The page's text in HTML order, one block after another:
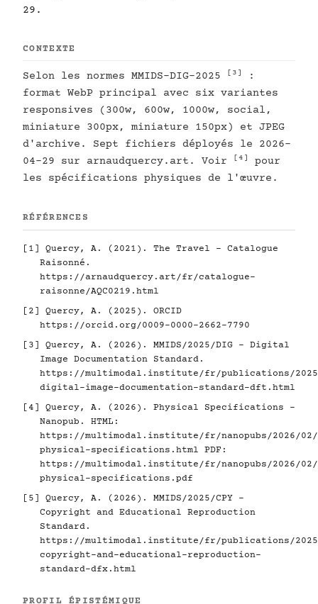
29.
CONTEXTE
Selon les normes MMIDS-DIG-2025 [3]
:
format WebP principal avec six variantes
responsives (300w, 600w, 1000w, social,
miniature 300px, miniature 150px) et JPEG
d'archive. Sept fichiers déployés le 2026-
04-29 sur arnaudquercy.art. Voir
[4]
pour
les spécifications physiques de l'œuvre.
RÉFÉRENCES
[1]
Quercy, A. (2021). The Travel - Catalogue
Raisonné.
https://arnaudquercy.art/fr/catalogue-
raisonne/AQC0219.html
[2]
Quercy, A. (2025). ORCID
https://orcid.org/0009-0000-2662-7790
[3]
Quercy, A. (2026). MMIDS/2025/DIG - Digital
Image Documentation Standard.
https://multimodal.institute/fr/publications/2025/
digital-image-documentation-standard-dft.html
[4]
Quercy, A. (2026). Physical Specifications -
Nanopub. HTML:
https://multimodal.institute/fr/nanopubs/2026/02/
physical-specifications.html PDF:
https://multimodal.institute/fr/nanopubs/2026/02/
physical-specifications.pdf
[5]
Quercy, A. (2026). MMIDS/2025/CPY -
Copyright and Educational Reproduction
Standard.
https://multimodal.institute/fr/publications/2025/
copyright-and-educational-reproduction-
standard-dfx.html
PROFIL ÉPISTÉMIQUE